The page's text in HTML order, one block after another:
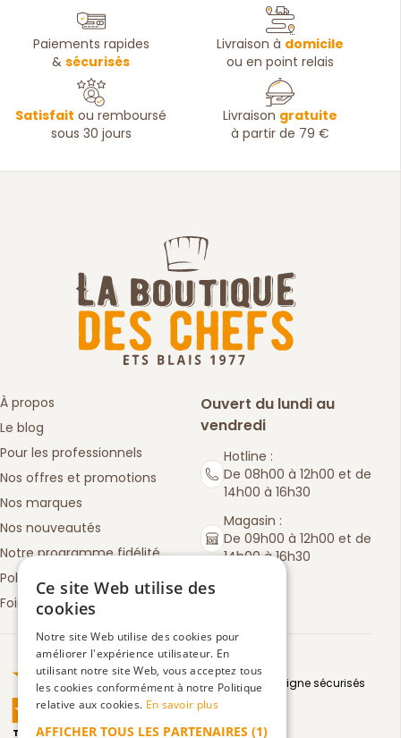
Paiements rapides
&sécurisés
Livraison à domicile
ou en point relais
Satisfait ou remboursé
sous 30 jours
Livraison gratuite
à partir de 79 €
À propos
Le blog
Pour les professionnels
Nos offres et promotions
Nos marques
Nos nouveautés
Notre programme fidélité
Politique de retours
Foire aux questions
Ouvert du lundi au
vendredi
Hotline :
De 08h00 à 12h00 et de
14h00 à 16h30
Magasin :
De 09h00 à 12h00 et de
14h00 à 16h30
Truspilot : La Boutique des chefs
TrustScore4.5 | 3083avis
Moyens de paiement en ligne sécurisés
Ce site Web utilise des
cookies
Notre site Web utilise des cookies pour
améliorer l'expérience utilisateur. En
utilisant notre site Web, vous acceptez tous
les cookies conformément à notre Politique
relative aux cookies. En savoir plus
AFFICHER TOUS LES PARTENAIRES (1)